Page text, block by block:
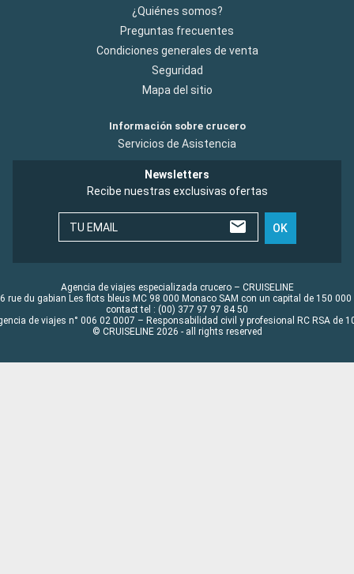
¿Quiénes somos?
Preguntas frecuentes
Condiciones generales de venta
Seguridad
Mapa del sitio
Información sobre crucero
Servicios de Asistencia
Newsletters
Recibe nuestras exclusivas ofertas
TU EMAIL OK
Agencia de viajes especializada crucero – CRUISELINE
rue du gabian Les flots bleus MC 98 000 Monaco SAM con un capital de 150 000
contact tel : (00) 377 97 97 84 50
de viajes n° 006 02 0007 – Responsabilidad civil y profesional RC RSA de
© CRUISELINE 2026 - all rights reserved